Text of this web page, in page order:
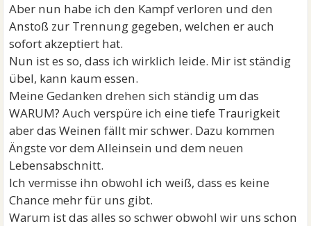
Aber nun habe ich den Kampf verloren und den
Anstoß zur Trennung gegeben, welchen er auch
sofort akzeptiert hat.
Nun ist es so, dass ich wirklich leide. Mir ist ständig
übel, kann kaum essen.
Meine Gedanken drehen sich ständig um das
WARUM? Auch verspüre ich eine tiefe Traurigkeit
aber das Weinen fällt mir schwer. Dazu kommen
Ängste vor dem Alleinsein und dem neuen
Lebensabschnitt.
Ich vermisse ihn obwohl ich weiß, dass es keine
Chance mehr für uns gibt.
Warum ist das alles so schwer obwohl wir uns schon